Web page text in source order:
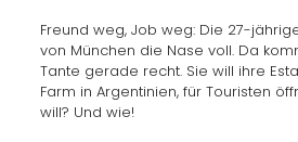
Freund weg, Job weg: Die 27-
von München die Nase voll. Da
Tante gerade recht. Sie will ihre
Farm in Argentinien, für Touristen
will? Und wie!